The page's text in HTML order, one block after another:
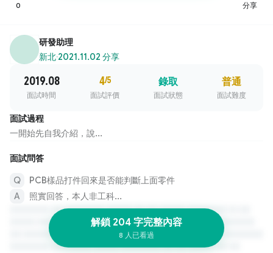
0 分享
研發助理
新北·2021.11.02 分享
2019.08
面試時間
4/5
面試評價
錄取
面試狀態
普通
面試難度
面試過程
一開始先自我介紹，說...
面試問答
PCB樣品打件回來是否能判斷上面零件
照實回答，本人非工科...
解鎖 204 字完整內容
8 人已看過